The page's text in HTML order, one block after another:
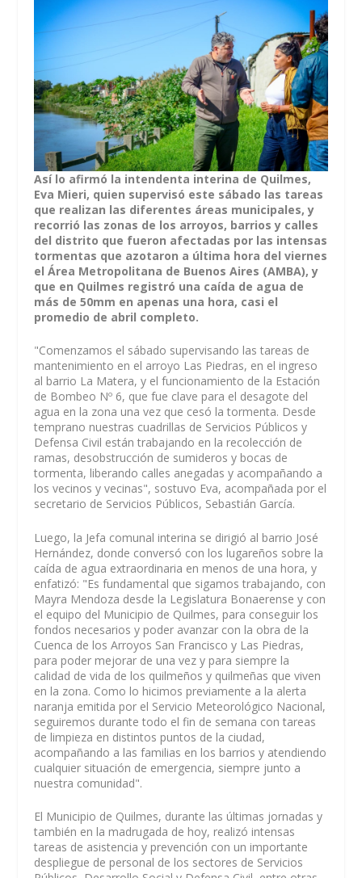
Así lo afirmó la intendenta interina de Quilmes,
Eva Mieri, quien supervisó este sábado las tareas
que realizan las diferentes áreas municipales, y
recorrió las zonas de los arroyos, barrios y calles
del distrito que fueron afectadas por las intensas
tormentas que azotaron a última hora del viernes
el Área Metropolitana de Buenos Aires (AMBA), y
que en Quilmes registró una caída de agua de
más de 50mm en apenas una hora, casi el
promedio de abril completo.
"Comenzamos el sábado supervisando las tareas de
mantenimiento en el arroyo Las Piedras, en el ingreso
al barrio La Matera, y el funcionamiento de la Estación
de Bombeo Nº 6, que fue clave para el desagote del
agua en la zona una vez que cesó la tormenta. Desde
temprano nuestras cuadrillas de Servicios Públicos y
Defensa Civil están trabajando en la recolección de
ramas, desobstrucción de sumideros y bocas de
tormenta, liberando calles anegadas y acompañando a
los vecinos y vecinas", sostuvo Eva, acompañada por el
secretario de Servicios Públicos, Sebastián García.
Luego, la Jefa comunal interina se dirigió al barrio José
Hernández, donde conversó con los lugareños sobre la
caída de agua extraordinaria en menos de una hora, y
enfatizó: "Es fundamental que sigamos trabajando, con
Mayra Mendoza desde la Legislatura Bonaerense y con
el equipo del Municipio de Quilmes, para conseguir los
fondos necesarios y poder avanzar con la obra de la
Cuenca de los Arroyos San Francisco y Las Piedras,
para poder mejorar de una vez y para siempre la
calidad de vida de los quilmeños y quilmeñas que viven
en la zona. Como lo hicimos previamente a la alerta
naranja emitida por el Servicio Meteorológico Nacional,
seguiremos durante todo el fin de semana con tareas
de limpieza en distintos puntos de la ciudad,
acompañando a las familias en los barrios y atendiendo
cualquier situación de emergencia, siempre junto a
nuestra comunidad".
El Municipio de Quilmes, durante las últimas jornadas y
también en la madrugada de hoy, realizó intensas
tareas de asistencia y prevención con un importante
despliegue de personal de los sectores de Servicios